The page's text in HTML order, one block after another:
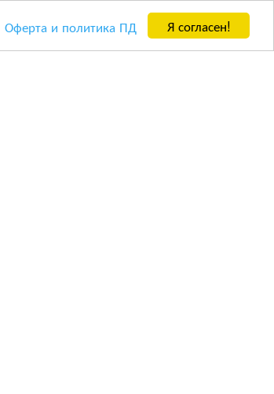
Я согласен!
Оферта и политика ПД